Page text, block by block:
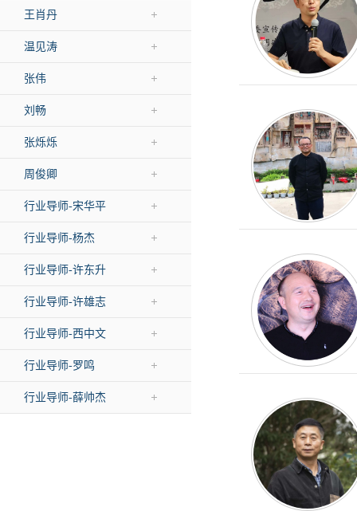
王肖丹
温见涛
张伟
刘畅
张烁烁
周俊卿
行业导师-宋华平
行业导师-杨杰
行业导师-许东升
行业导师-许雄志
行业导师-西中文
行业导师-罗鸣
行业导师-薛帅杰